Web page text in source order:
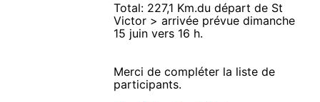
Total: 227,1 Km.du départ de St
Victor > arrivée prévue dimanche
15 juin vers 16 h.
Merci de compléter la liste de
participants.